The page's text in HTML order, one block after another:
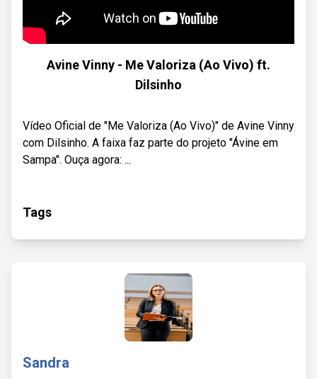
Avine Vinny - Me Valoriza (Ao Vivo) ft.
Dilsinho
Vídeo Oficial de "Me Valoriza (Ao Vivo)" de Avine Vinny
com Dilsinho. A faixa faz parte do projeto "Ávine em
Sampa". Ouça agora: ...
Tags
Sandra